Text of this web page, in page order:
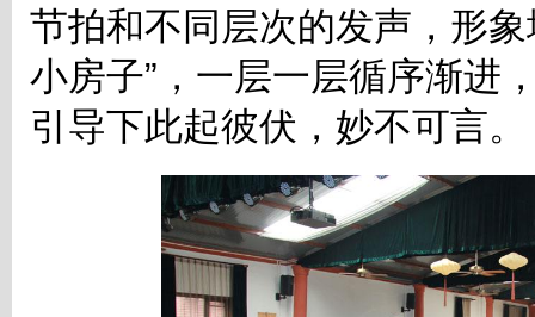
节拍和不同层次的发声，形
小房子”，一层一层循序渐进
引导下此起彼伏，妙不可言。